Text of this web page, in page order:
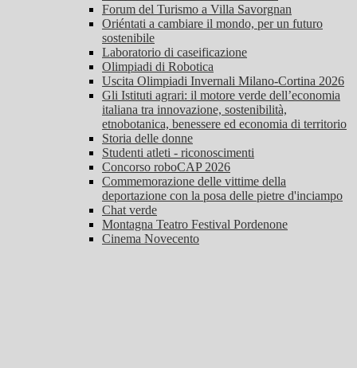
Forum del Turismo a Villa Savorgnan
Oriéntati a cambiare il mondo, per un futuro
sostenibile
Laboratorio di caseificazione
Olimpiadi di Robotica
Uscita Olimpiadi Invernali Milano-Cortina 2026
Gli Istituti agrari: il motore verde dell’economia
italiana tra innovazione, sostenibilità,
etnobotanica, benessere ed economia di territorio
Storia delle donne
Studenti atleti - riconoscimenti
Concorso roboCAP 2026
Commemorazione delle vittime della
deportazione con la posa delle pietre d'inciampo
Chat verde
Montagna Teatro Festival Pordenone
Cinema Novecento